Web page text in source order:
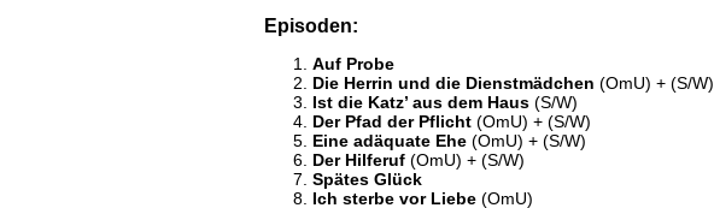
Episoden:
Auf Probe
Die Herrin und die Dienstmädchen (OmU) + (S/W)
Ist die Katz’ aus dem Haus (S/W)
Der Pfad der Pflicht (OmU) + (S/W)
Eine adäquate Ehe (OmU) + (S/W)
Der Hilferuf (OmU) + (S/W)
Spätes Glück
Ich sterbe vor Liebe (OmU)